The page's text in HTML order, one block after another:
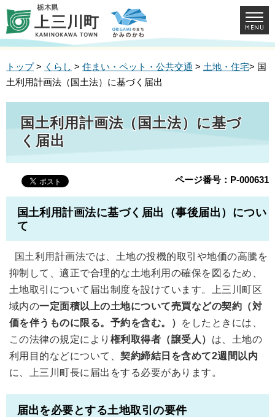
トップ> くらし > 住まい・ペット・公共交通 > 土地・住宅> 国
土利用計画法（国土法）に基づく届出
国土利用計画法（国土法）に基づ
く届出
ページ番号：P-000631
国土利用計画法に基づく届出（事後届出）につい
て
国土利用計画法では、土地の投機的取引や地価の高騰を
抑制して、適正で合理的な土地利用の確保を図るため、
土地取引について届出制度を設けています。上三川町区
域内の一定面積以上の土地について売買などの契約（対
価を伴うものに限る。予約を含む。） をしたときには、
この法律の規定により 権利取得者（譲受人） は、土地の
利用目的などについて、契約締結日を含めて2週間以内
に、上三川町長に届出をする必要があります。
届出を必要とする土地取引の要件